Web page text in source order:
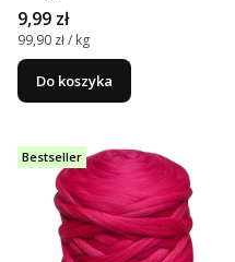
Cena
9,99 zł
Cena jednostkowa
99,90 zł / kg
Do koszyka
Bestseller